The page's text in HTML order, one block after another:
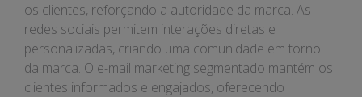
os clientes, reforçando a autoridade da marca. As
redes sociais permitem interações diretas e
personalizadas, criando uma comunidade em torno
da marca. O e-mail marketing segmentado mantém os
clientes informados e engajados, oferecendo